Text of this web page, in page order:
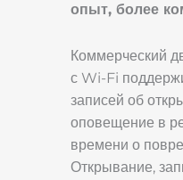
опыт, более
Коммерческий
с Wi-Fi
записей об
оповещение в
времени о
Открывание,